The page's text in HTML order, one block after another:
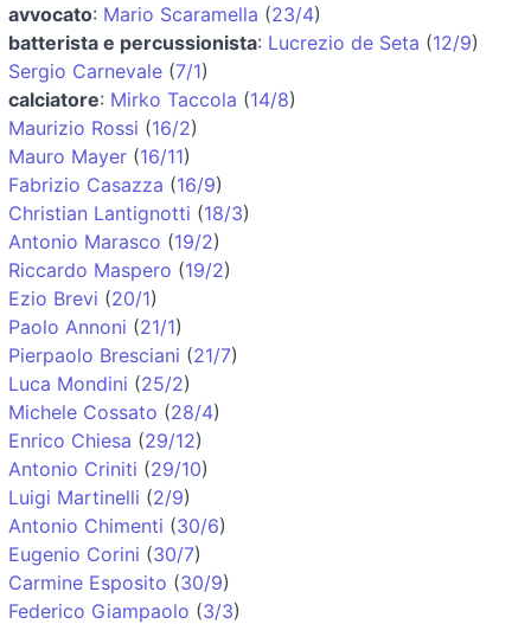
avvocato: Mario Scaramella (23/4)
batterista e percussionista: Lucrezio de Seta (12/9)
Sergio Carnevale (7/1)
calciatore: Mirko Taccola (14/8)
Maurizio Rossi (16/2)
Mauro Mayer (16/11)
Fabrizio Casazza (16/9)
Christian Lantignotti (18/3)
Antonio Marasco (19/2)
Riccardo Maspero (19/2)
Ezio Brevi (20/1)
Paolo Annoni (21/1)
Pierpaolo Bresciani (21/7)
Luca Mondini (25/2)
Michele Cossato (28/4)
Enrico Chiesa (29/12)
Antonio Criniti (29/10)
Luigi Martinelli (2/9)
Antonio Chimenti (30/6)
Eugenio Corini (30/7)
Carmine Esposito (30/9)
Federico Giampaolo (3/3)